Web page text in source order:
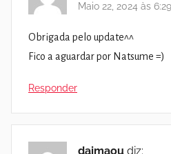
Maio 22, 2024 às
Obrigada pelo update^^
Fico a aguardar por Natsume =)
Responder
daimaou diz: